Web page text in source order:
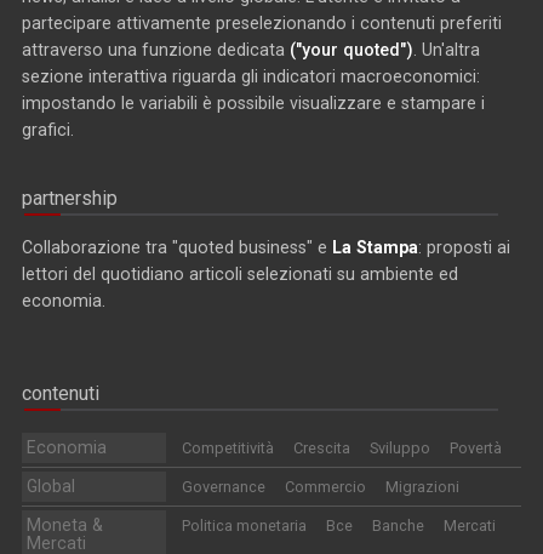
partecipare attivamente preselezionando i contenuti preferiti
attraverso una funzione dedicata ("your quoted") . Un'altra
sezione interattiva riguarda gli indicatori macroeconomici:
impostando le variabili è possibile visualizzare e stampare i
grafici.
partnership
Collaborazione tra "quoted business" e La Stampa: proposti ai
lettori del quotidiano articoli selezionati su ambiente ed
economia.
contenuti
Economia Competitività Crescita Sviluppo Povertà
Global Governance Commercio Migrazioni
Moneta &
Mercati
Politica monetaria Bce Banche Mercati